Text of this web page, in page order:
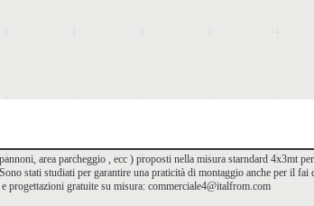
area parcheggio , ecc ) proposti nella misura starndard 4x3mt
stati studiati per garantire una praticità di montaggio anche per il
progettazioni gratuite su misura: commerciale4@italfrom.com